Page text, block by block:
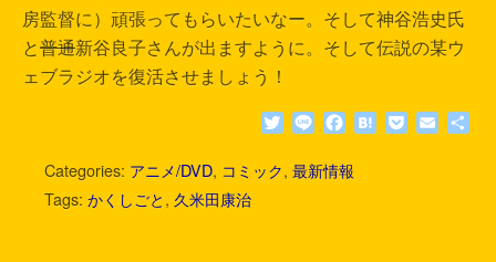
房監督に）頑張ってもらいたいなー。そして神谷浩史氏
と普通新谷良子さんが出ますように。そして伝説の某ウ
ェブラジオを復活させましょう！
T
L
n
e
F
c
e
H
P
E
Categories: アニメ/DVD, コミック, 最新情報
Tags: かくしごと, 久米田康治